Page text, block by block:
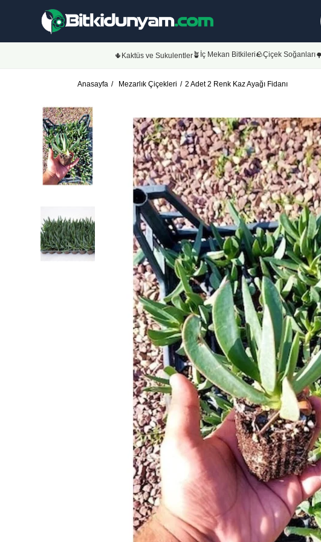
🌵Kaktüs ve Sukulentler🪴İç Mekan Bitkileri🪨Çiçek Soğanları
Anasayfa Mezarlık Çiçekleri 2 Adet 2 Renk Kaz Ayağı Fidanı